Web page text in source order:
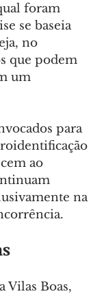
foram
se baseia
no
que podem
um
para
ao
na
Vilas Boas,